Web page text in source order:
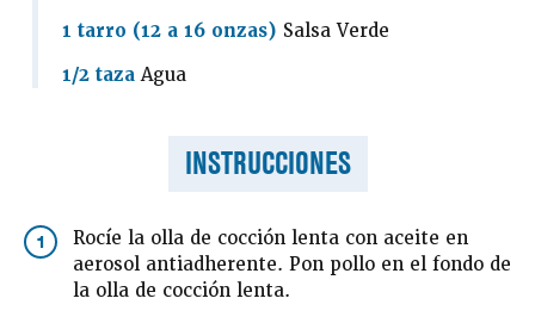
1 tarro (12 a 16 onzas) Salsa Verde
1/2 taza Agua
INSTRUCCIONES
1
Rocíe la olla de cocción lenta con aceite en
aerosol antiadherente. Pon pollo en el fondo de
la olla de cocción lenta.